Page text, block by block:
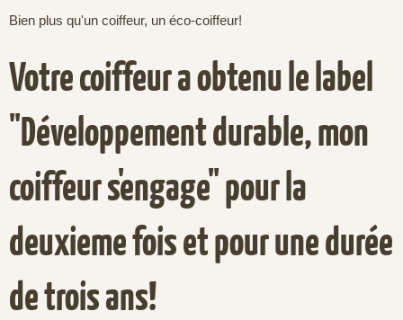
Bien plus qu'un coiffeur, un éco-coiffeur!
Votre coiffeur a obtenu le label
"Développement durable, mon
coiffeur s'engage" pour la
deuxieme fois et pour une durée
de trois ans!